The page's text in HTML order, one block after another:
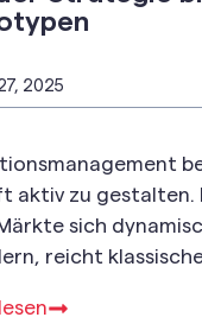
2025
aktiv zu gestalten.
sich
reicht